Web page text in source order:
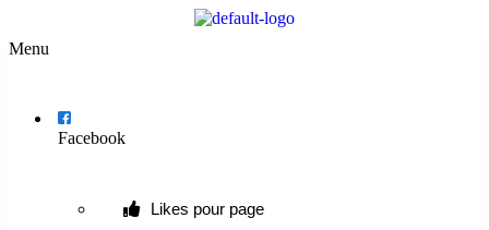
Menu
Facebook
Likes pour page